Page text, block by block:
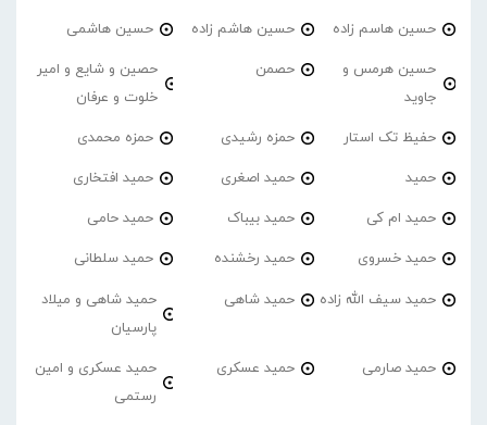
حسین هاسم زاده حسین هاشم زاده حسین هاشمی
حسین هرمس و
جاوید
حصمن
حصین و شایع و امیر
خلوت و عرفان
حفیظ تک استار حمزه رشیدی حمزه محمدی
حمید حمید اصغری حمید افتخاری
حمید ام کی حمید بیباک حمید حامی
حمید خسروی حمید رخشنده حمید سلطانی
حمید سیف الله زاده حمید شاهی
حمید شاهی و میلاد
پارسیان
حمید صارمی حمید عسکری
حمید عسکری و امین
رستمی